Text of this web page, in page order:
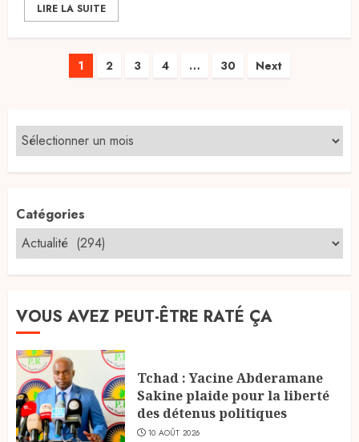
LIRE LA SUITE
Pagination
publications
1 2 3 4 … 30 Next
Catégories
VOUS AVEZ PEUT-ÊTRE RATÉ ÇA
Tchad : Yacine Abderamane
Sakine plaide pour la liberté
des détenus politiques
10 AOÛT 2026